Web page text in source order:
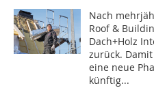
Nach
Roof &
Dach+Holz
zurück.
eine neue
künftig...